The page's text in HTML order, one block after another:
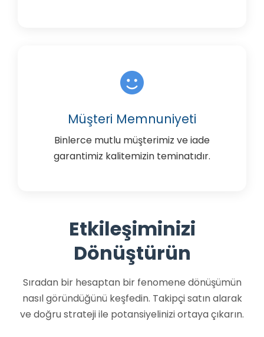
Müşteri Memnuniyeti
Binlerce mutlu müşterimiz ve iade
garantimiz kalitemizin teminatıdır.
Etkileşiminizi
Dönüştürün
Sıradan bir hesaptan bir fenomene dönüşümün
nasıl göründüğünü keşfedin. Takipçi satın alarak
ve doğru strateji ile potansiyelinizi ortaya çıkarın.